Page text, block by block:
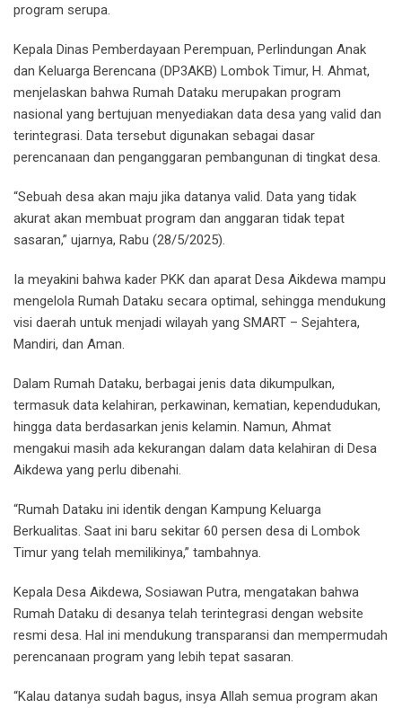
program serupa.
Kepala Dinas Pemberdayaan Perempuan, Perlindungan Anak
dan Keluarga Berencana (DP3AKB) Lombok Timur, H. Ahmat,
menjelaskan bahwa Rumah Dataku merupakan program
nasional yang bertujuan menyediakan data desa yang valid dan
terintegrasi. Data tersebut digunakan sebagai dasar
perencanaan dan penganggaran pembangunan di tingkat desa.
“Sebuah desa akan maju jika datanya valid. Data yang tidak
akurat akan membuat program dan anggaran tidak tepat
sasaran,” ujarnya, Rabu (28/5/2025).
Ia meyakini bahwa kader PKK dan aparat Desa Aikdewa mampu
mengelola Rumah Dataku secara optimal, sehingga mendukung
visi daerah untuk menjadi wilayah yang SMART – Sejahtera,
Mandiri, dan Aman.
Dalam Rumah Dataku, berbagai jenis data dikumpulkan,
termasuk data kelahiran, perkawinan, kematian, kependudukan,
hingga data berdasarkan jenis kelamin. Namun, Ahmat
mengakui masih ada kekurangan dalam data kelahiran di Desa
Aikdewa yang perlu dibenahi.
“Rumah Dataku ini identik dengan Kampung Keluarga
Berkualitas. Saat ini baru sekitar 60 persen desa di Lombok
Timur yang telah memilikinya,” tambahnya.
Kepala Desa Aikdewa, Sosiawan Putra, mengatakan bahwa
Rumah Dataku di desanya telah terintegrasi dengan website
resmi desa. Hal ini mendukung transparansi dan mempermudah
perencanaan program yang lebih tepat sasaran.
“Kalau datanya sudah bagus, insya Allah semua program akan